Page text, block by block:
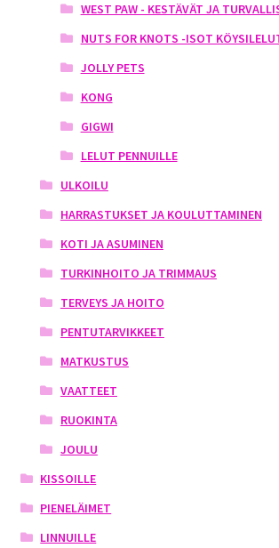
WEST PAW - KESTÄVÄT JA
NUTS FOR KNOTS -ISOT
JOLLY PETS
KONG
GIGWI
LELUT PENNUILLE
ULKOILU
HARRASTUKSET JA KOULUTTAMINEN
KOTI JA ASUMINEN
TURKINHOITO JA TRIMMAUS
TERVEYS JA HOITO
PENTUTARVIKKEET
MATKUSTUS
VAATTEET
RUOKINTA
JOULU
KISSOILLE
PIENELÄIMET
LINNUILLE